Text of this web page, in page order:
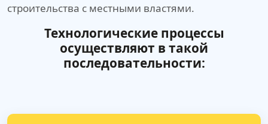
строительства с местными властями.
Технологические процессы
осуществляют в такой
последовательности: